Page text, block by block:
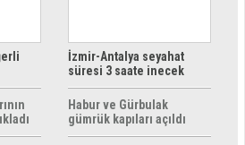
İzmir-Antalya seyahat
süresi 3 saate inecek
Habur ve Gürbulak
gümrük kapıları açıldı